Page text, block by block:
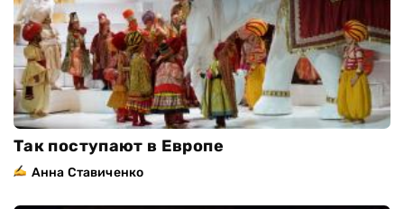
Так поступают в Европе
Анна Ставиченко